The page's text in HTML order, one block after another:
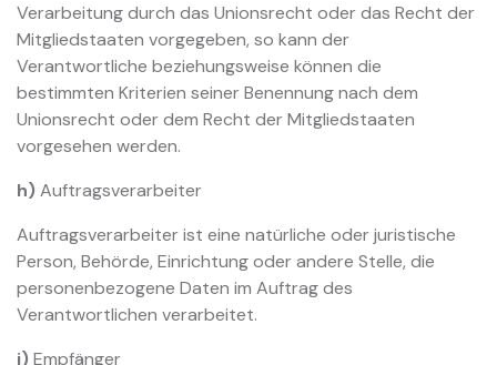
Verarbeitung durch das Unionsrecht oder das Recht der
Mitgliedstaaten vorgegeben, so kann der
Verantwortliche beziehungsweise können die
bestimmten Kriterien seiner Benennung nach dem
Unionsrecht oder dem Recht der Mitgliedstaaten
vorgesehen werden.
h)Auftragsverarbeiter
Auftragsverarbeiter ist eine natürliche oder juristische
Person, Behörde, Einrichtung oder andere Stelle, die
personenbezogene Daten im Auftrag des
Verantwortlichen verarbeitet.
i)Empfänger